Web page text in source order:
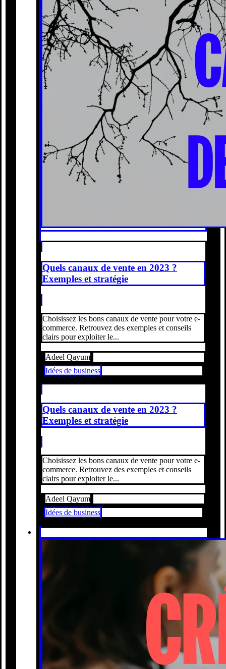
Quels canaux de vente en 2023 ?
Exemples et stratégie
Choisissez les bons canaux de vente pour votre e-
commerce. Retrouvez des exemples et conseils
clairs pour exploiter le...
Adeel Qayum
Idées de business
Quels canaux de vente en 2023 ?
Exemples et stratégie
Choisissez les bons canaux de vente pour votre e-
commerce. Retrouvez des exemples et conseils
clairs pour exploiter le...
Adeel Qayum
Idées de business